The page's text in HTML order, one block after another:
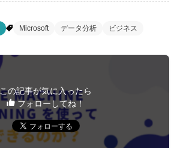
Microsoft データ分析 ビジネス
この記事が気に入ったら
フォローしてね！